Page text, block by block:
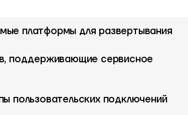
платформы для развертывания
поддерживающие сервисное
пользовательских подключений